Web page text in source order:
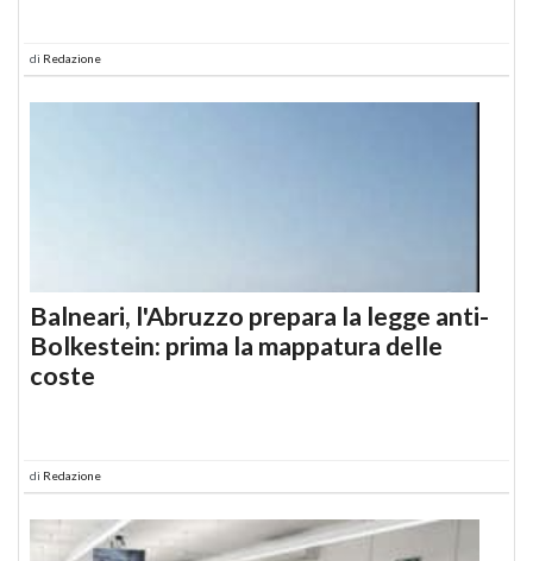
di Redazione
Balneari, l'Abruzzo prepara la legge anti-
Bolkestein: prima la mappatura delle
coste
di Redazione